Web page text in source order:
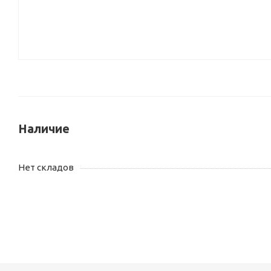
Наличие
Нет складов